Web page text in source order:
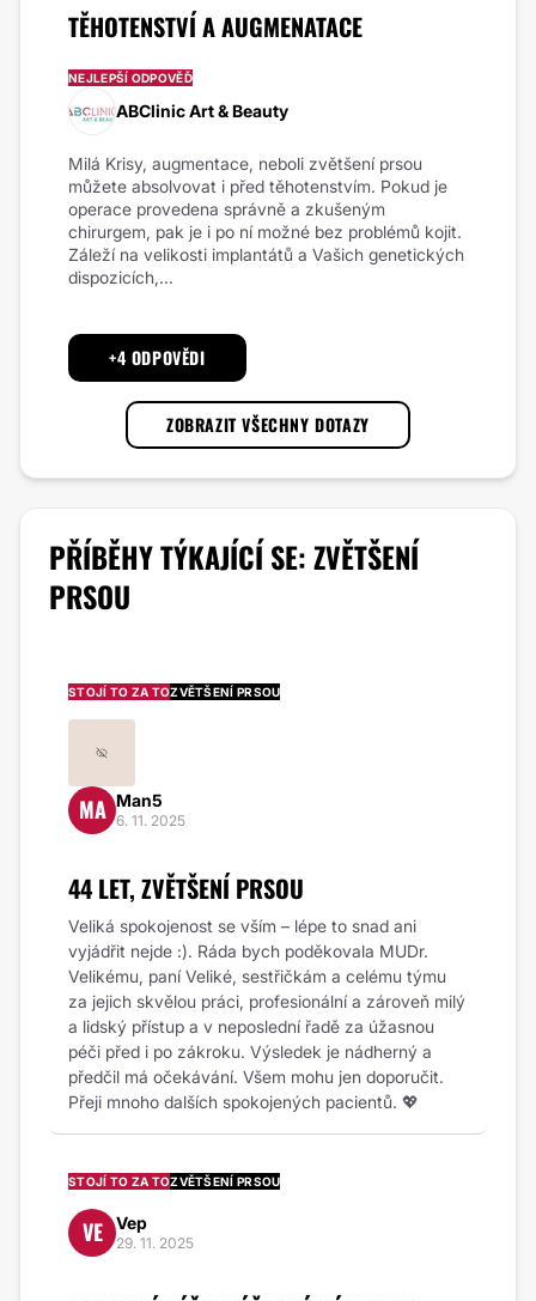
TĚHOTENSTVÍ A AUGMENATACE
NEJLEPŠÍ ODPOVĚĎ
ABClinic Art & Beauty
Milá Krisy, augmentace, neboli zvětšení prsou
můžete absolvovat i před těhotenstvím. Pokud je
operace provedena správně a zkušeným
chirurgem, pak je i po ní možné bez problémů kojit.
Záleží na velikosti implantátů a Vašich genetických
dispozicích,...
+4 ODPOVĚDI
ZOBRAZIT VŠECHNY DOTAZY
PŘÍBĚHY TÝKAJÍCÍ SE:ZVĚTŠENÍ
PRSOU
STOJÍ TO ZA TOZVĚTŠENÍ PRSOU
MA Man5
6. 11. 2025
44 LET, ZVĚTŠENÍ PRSOU
Veliká spokojenost se vším – lépe to snad ani
vyjádřit nejde :). Ráda bych poděkovala MUDr.
Velikému, paní Veliké, sestřičkám a celému týmu
za jejich skvělou práci, profesionální a zároveň milý
a lidský přístup a v neposlední řadě za úžasnou
péči před i po zákroku. Výsledek je nádherný a
předčil má očekávání. Všem mohu jen doporučit.
Přeji mnoho dalších spokojených pacientů. 💖
STOJÍ TO ZA TOZVĚTŠENÍ PRSOU
VE Vep
29. 11. 2025